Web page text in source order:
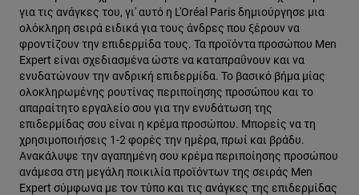
για τις ανάγκες του, γι' αυτό η L'Oréal Paris δημιούργησε μια
ολόκληρη σειρά ειδικά για τους άνδρες που ξέρουν να
φροντίζουν την επιδερμίδα τους. Τα προϊόντα προσώπου Men
Expert είναι σχεδιασμένα ώστε να καταπραΰνουν και να
ενυδατώνουν την ανδρική επιδερμίδα. Το βασικό βήμα μίας
ολοκληρωμένης ρουτίνας περιποίησης προσώπου και το
απαραίτητο εργαλείο σου για την ενυδάτωση της
επιδερμίδας σου είναι η κρέμα προσώπου. Μπορείς να τη
χρησιμοποιήσεις 1-2 φορές την ημέρα, πρωί και βράδυ.
Ανακάλυψε την αγαπημένη σου κρέμα περιποίησης προσώπου
ανάμεσα στη μεγάλη ποικιλία προϊόντων της σειράς Men
Expert σύμφωνα με τον τύπο και τις ανάγκες της επιδερμίδας